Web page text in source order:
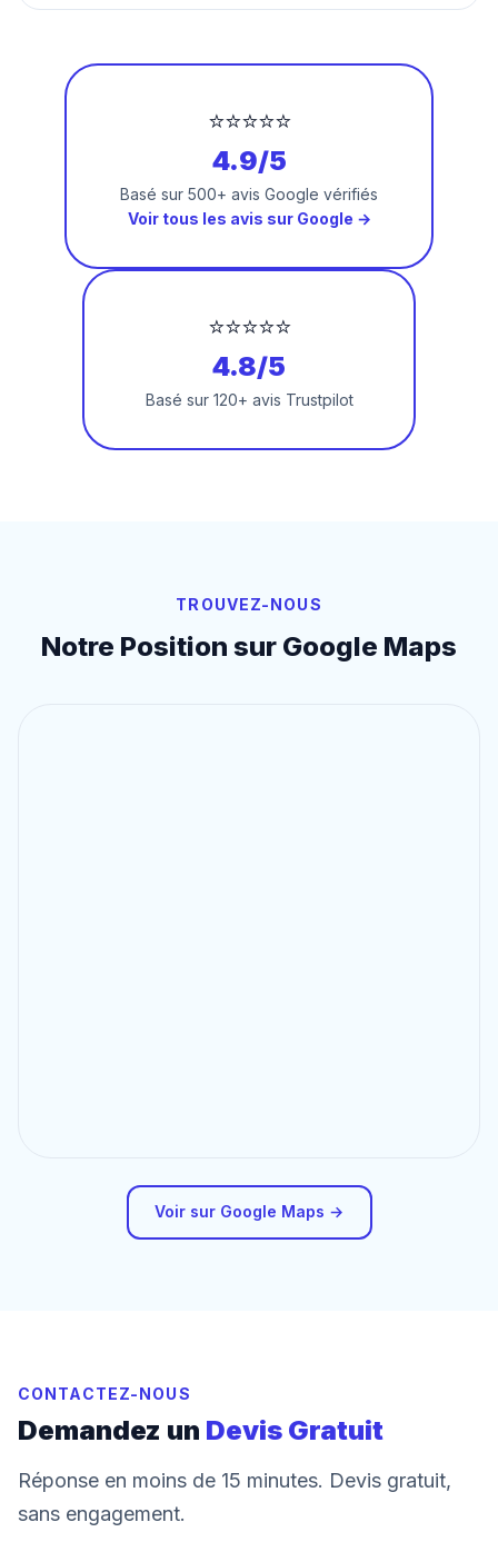
⭐⭐⭐⭐⭐
4.9/5
Basé sur 500+ avis Google vérifiés
Voir tous les avis sur Google →
⭐⭐⭐⭐⭐
4.8/5
Basé sur 120+ avis Trustpilot
TROUVEZ-NOUS
Notre Position sur Google Maps
Voir sur Google Maps →
CONTACTEZ-NOUS
Demandez un Devis Gratuit
Réponse en moins de 15 minutes. Devis gratuit,
sans engagement.